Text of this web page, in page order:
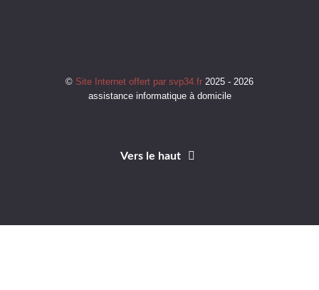
© Site Internet offert par svp34.fr 2025 - 2026
assistance informatique à domicile
Vers le haut